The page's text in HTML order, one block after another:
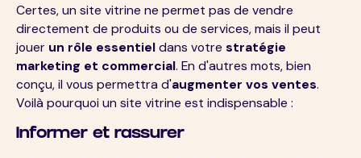
Certes, un site vitrine ne permet pas de vendre
directement de produits ou de services, mais il peut
jouer un rôle essentieldans votre stratégie
marketing et commercial. En d'autres mots, bien
conçu, il vous permettra d'augmenter vos ventes.
Voilà pourquoi un site vitrine est indispensable :
Informer et rassurer